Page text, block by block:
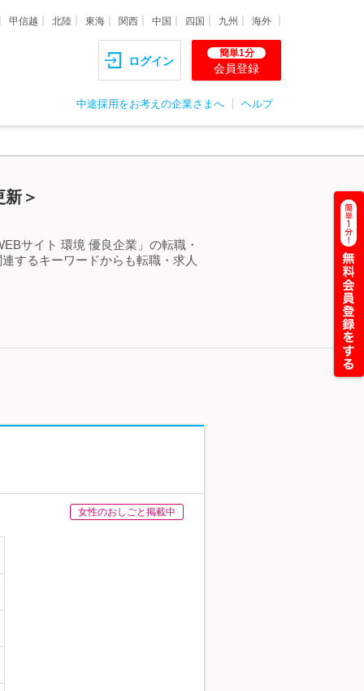
甲信越 北陸 東海 関西 中国 四国 九州 海外
ログイン
簡単1分
会員登録
中途採用をお考えの企業さまへ ヘルプ
＞
サイト 環境 優良企業」の転職・
するキーワードからも転職・求人
女性のおしごと掲載中